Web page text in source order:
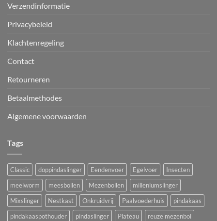
Verzendinformatie
Privacybeleid
Klachtenregeling
Contact
Retourneren
Betaalmethodes
Algemene voorwaarden
Tags
Classic doppindaslinger Eendenvoer Egelvoer
Insecten
meelworm
meesbollen Mezenbollen
milleniumslinger
Mixslinger
Nestkast Onkruidvrij Paalvoederhuis
pindakaas
pindakaaspothouder
pindaslinger Plateau
reuze mezenbol